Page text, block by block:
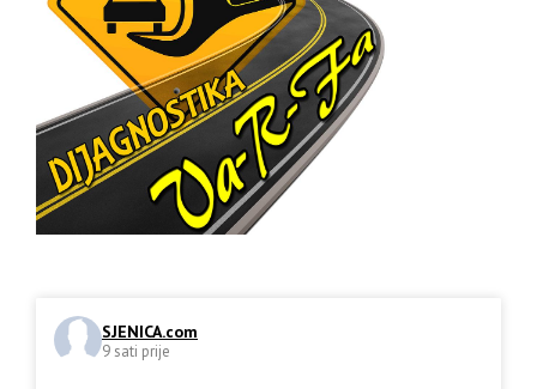
SJENICA.com
9 sati prije